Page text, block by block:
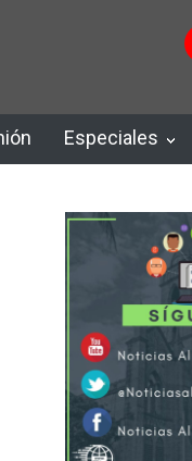
Especiales